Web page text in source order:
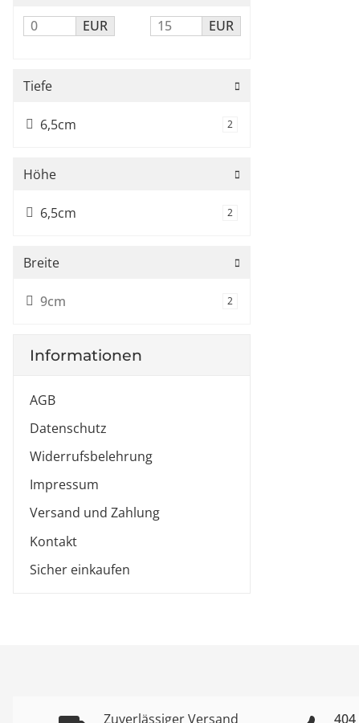
EUR EUR
Tiefe
6,5cm 2
Höhe
6,5cm 2
Breite
9cm 2
Informationen
AGB
Datenschutz
Widerrufsbelehrung
Impressum
Versand und Zahlung
Kontakt
Sicher einkaufen
Zuverlässiger Versand
404